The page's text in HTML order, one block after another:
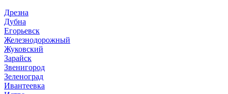
Дрезна
Дубна
Егорьевск
Железнодорожный
Жуковский
Зарайск
Звенигород
Зеленоград
Ивантеевка